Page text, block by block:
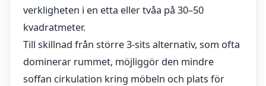
verkligheten i en etta eller tvåa på 30–50
kvadratmeter.
Till skillnad från större 3-sits alternativ, som ofta
dominerar rummet, möjliggör den mindre
soffan cirkulation kring möbeln och plats för